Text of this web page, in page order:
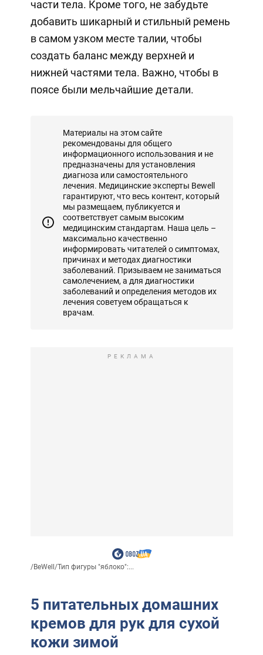
части тела. Кроме того, не забудьте
добавить шикарный и стильный ремень
в самом узком месте талии, чтобы
создать баланс между верхней и
нижней частями тела. Важно, чтобы в
поясе были мельчайшие детали.
Материалы на этом сайте
рекомендованы для общего
информационного использования и не
предназначены для установления
диагноза или самостоятельного
лечения. Медицинские эксперты Bewell
гарантируют, что весь контент, который
мы размещаем, публикуется и
соответствует самым высоким
медицинским стандартам. Наша цель –
максимально качественно
информировать читателей о симптомах,
причинах и методах диагностики
заболеваний. Призываем не заниматься
самолечением, а для диагностики
заболеваний и определения методов их
лечения советуем обращаться к
врачам.
РЕКЛАМА
/BeWell/Тип фигуры "яблоко":...
5 питательных домашних
кремов для рук для сухой
кожи зимой